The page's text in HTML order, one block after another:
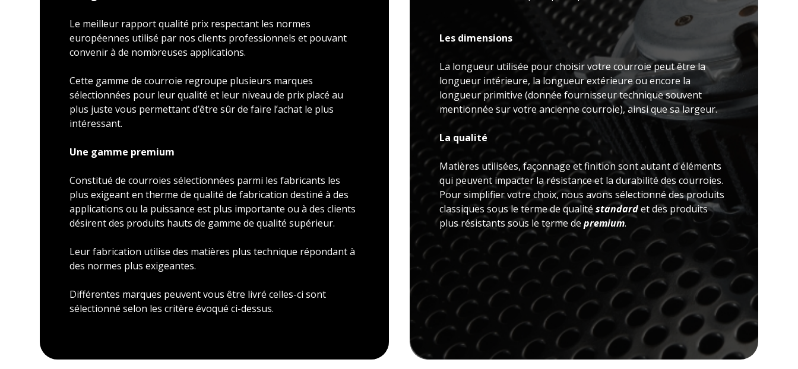
Le meilleur rapport qualité prix respectant les normes
européennes utilisé par nos clients professionnels et pouvant
convenir à de nombreuses applications.
Cette gamme de courroie regroupe plusieurs marques
sélectionnées pour leur qualité et leur niveau de prix placé au
plus juste vous permettant d’être sûr de faire l’achat le plus
intéressant.
Une gamme premium
Constitué de courroies sélectionnées parmi les fabricants les
plus exigeant en therme de qualité de fabrication destiné à des
applications ou la puissance est plus importante ou à des clients
désirent des produits hauts de gamme de qualité supérieur.
Leur fabrication utilise des matières plus technique répondant à
des normes plus exigeantes.
Différentes marques peuvent vous être livré celles-ci sont
sélectionné selon les critère évoqué ci-dessus.
Les dimensions
La longueur utilisée pour choisir votre courroie peut être la
longueur intérieure, la longueur extérieure ou encore la
longueur primitive (donnée fournisseur technique souvent
mentionnée sur votre ancienne courroie), ainsi que sa largeur.
La qualité
Matières utilisées, façonnage et finition sont autant d'éléments
qui peuvent impacter la résistance et la durabilité des courroies.
Pour simplifier votre choix, nous avons sélectionné des produits
classiques sous le terme de qualité standardet des produits
plus résistants sous le terme de premium.